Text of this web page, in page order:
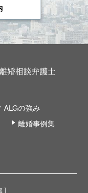
ALGの強み
離婚事例集